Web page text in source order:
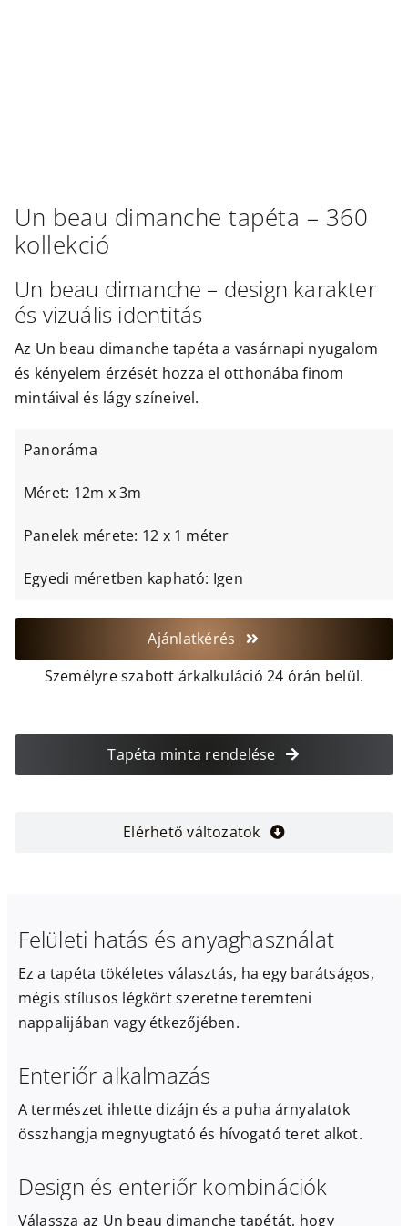
Un beau dimanche tapéta – 360
kollekció
Un beau dimanche – design karakter
és vizuális identitás
Az Un beau dimanche tapéta a vasárnapi nyugalom
és kényelem érzését hozza el otthonába finom
mintáival és lágy színeivel.
Panoráma
Méret: 12m x 3m
Panelek mérete: 12 x 1 méter
Egyedi méretben kapható: Igen
Ajánlatkérés
Személyre szabott árkalkuláció 24 órán belül.
Tapéta minta rendelése
Elérhető változatok
Felületi hatás és anyaghasználat
Ez a tapéta tökéletes választás, ha egy barátságos,
mégis stílusos légkört szeretne teremteni
nappalijában vagy étkezőjében.
Enteriőr alkalmazás
A természet ihlette dizájn és a puha árnyalatok
összhangja megnyugtató és hívogató teret alkot.
Design és enteriőr kombinációk
Válassza az Un beau dimanche tapétát, hogy